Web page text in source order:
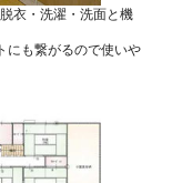
衣・洗濯・洗面と機
にも繋がるので使いや